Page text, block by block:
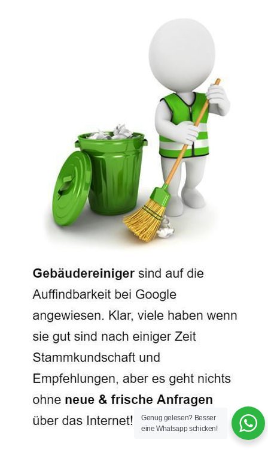
Genug gelesen? Besser
eine Whatsapp schicken!